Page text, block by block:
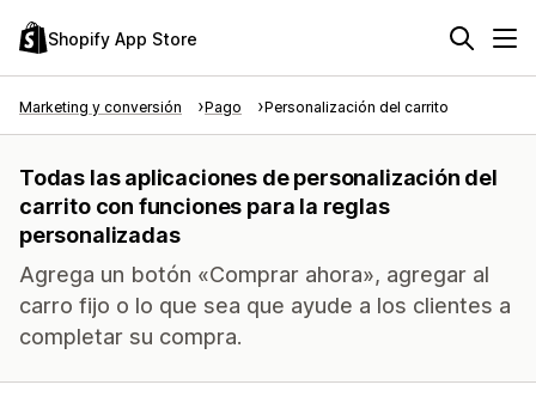
Shopify App Store
Marketing y conversión Pago Personalización del carrito
Todas las aplicaciones de personalización del
carrito con funciones para la reglas
personalizadas
Agrega un botón «Comprar ahora», agregar al
carro fijo o lo que sea que ayude a los clientes a
completar su compra.